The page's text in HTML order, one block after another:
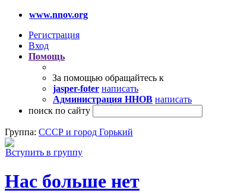
www.nnov.org
Регистрация
Вход
Помощь
За помощью обращайтесь к
jasper-foter написать
Администрация ННОВ написать
поиск по сайту
Группа: СССР и город Горький
Вступить в группу
Нас больше нет